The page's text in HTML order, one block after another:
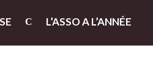
L’ASSO A L’ANNÉE